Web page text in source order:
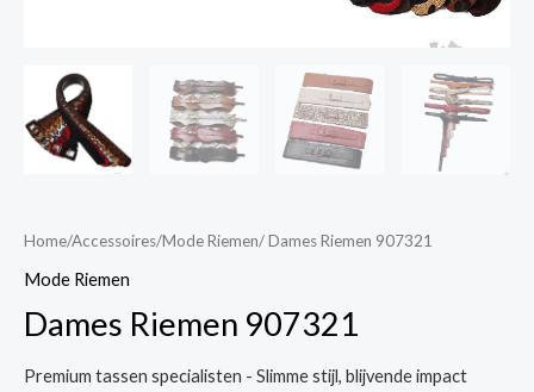
Home/Accessoires/Mode Riemen/ Dames Riemen 907321
Mode Riemen
Dames Riemen 907321
Premium tassen specialisten - Slimme stijl, blijvende impact